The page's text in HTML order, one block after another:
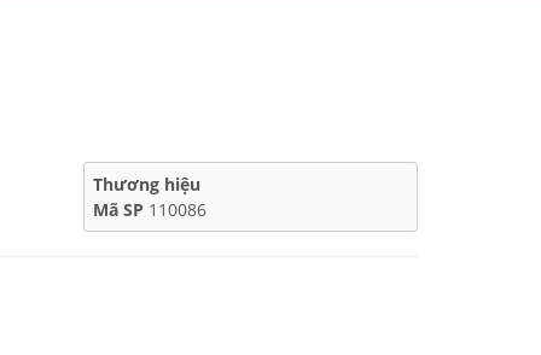
Thương hiệu
Mã SP 110086